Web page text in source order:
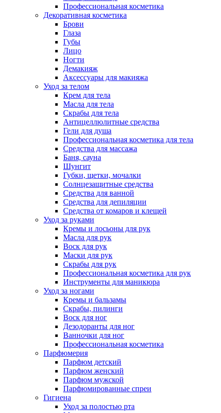
Профессиональная косметика
Декоративная косметика
Брови
Глаза
Губы
Лицо
Ногти
Демакияж
Аксессуары для макияжа
Уход за телом
Крем для тела
Масла для тела
Скрабы для тела
Антицеллюлитные средства
Гели для душа
Профессиональная косметика для тела
Средства для массажа
Баня, сауна
Шунгит
Губки, щетки, мочалки
Солнцезащитные средства
Средства для ванной
Средства для депиляции
Средства от комаров и клещей
Уход за руками
Кремы и лосьоны для рук
Масла для рук
Воск для рук
Маски для рук
Скрабы для рук
Профессиональная косметика для рук
Инструменты для маникюра
Уход за ногами
Кремы и бальзамы
Скрабы, пилинги
Воск для ног
Дезодоранты для ног
Ванночки для ног
Профессиональная косметика
Парфюмерия
Парфюм детский
Парфюм женский
Парфюм мужской
Парфюмированные спреи
Гигиена
Уход за полостью рта